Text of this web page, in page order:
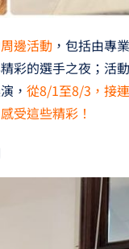
邊活動 ，包括由專
彩的選手之夜；活
， 從8/1至8/3，接
受這些精彩！